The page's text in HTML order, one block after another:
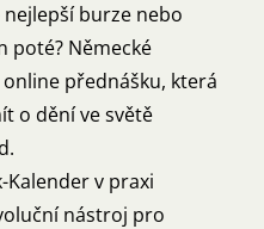
burze nebo
poté? Německé
přednášku, která
o dění ve světě
Kalender v praxi
nástroj pro